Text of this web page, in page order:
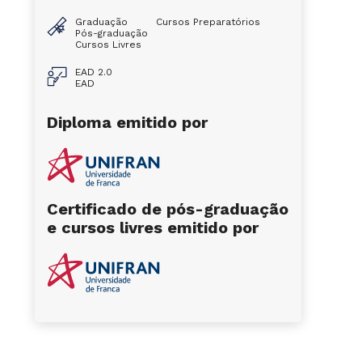
Graduação
Pós-graduação
Cursos Livres
Cursos Preparatórios
EAD 2.0
EAD
Diploma emitido por
Certificado de pós-graduação
e cursos livres emitido por